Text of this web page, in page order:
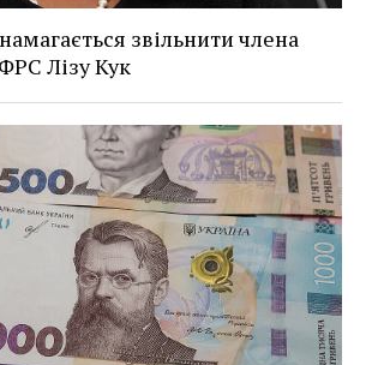
звільнити члена
Лізу Кук